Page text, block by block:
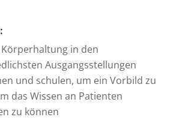
in den
Ausgangsstellungen
und schulen, um ein Vorbild zu
das Wissen an Patienten
zu können